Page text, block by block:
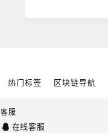
热门标签 区块链导航
客服
在线客服